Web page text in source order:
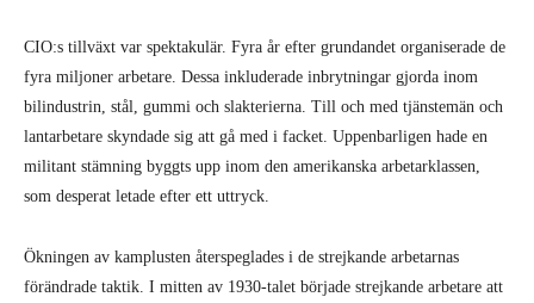
CIO:s tillväxt var spektakulär. Fyra år efter grundandet organiserade de
fyra miljoner arbetare. Dessa inkluderade inbrytningar gjorda inom
bilindustrin, stål, gummi och slakterierna. Till och med tjänstemän och
lantarbetare skyndade sig att gå med i facket. Uppenbarligen hade en
militant stämning byggts upp inom den amerikanska arbetarklassen,
som desperat letade efter ett uttryck.
Ökningen av kamplusten återspeglades i de strejkande arbetarnas
förändrade taktik. I mitten av 1930-talet började strejkande arbetare att